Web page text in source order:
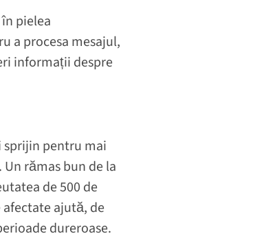
pielea
a procesa mesajul,
informații despre
sprijin pentru mai
rămas bun de la
de 500 de
ajută, de
dureroase.